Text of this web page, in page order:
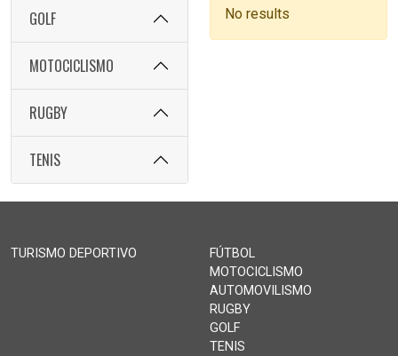
GOLF
MOTOCICLISMO
RUGBY
TENIS
No results
TURISMO DEPORTIVO
FÚTBOL
MOTOCICLISMO
AUTOMOVILISMO
RUGBY
GOLF
TENIS